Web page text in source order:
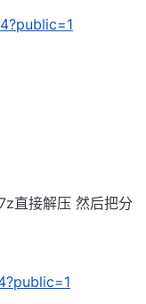
直接解压 然后把分